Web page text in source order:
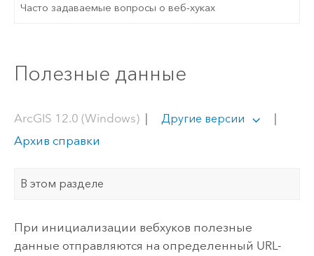
Часто задаваемые вопросы о веб-хуках
Полезные данные
ArcGIS 12.0 (Windows)| Другие версии
|
Архив справки
В этом разделе
При инициализации вебхуков полезные
данные отправляются на определенный URL-